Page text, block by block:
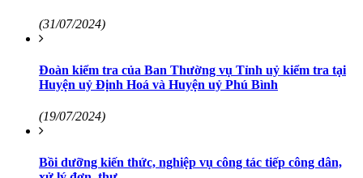
(31/07/2024)
Đoàn kiểm tra của Ban Thường vụ Tỉnh uỷ kiểm tra tại
Huyện uỷ Định Hoá và Huyện uỷ Phú Bình
(19/07/2024)
Bồi dưỡng kiến thức, nghiệp vụ công tác tiếp công dân,